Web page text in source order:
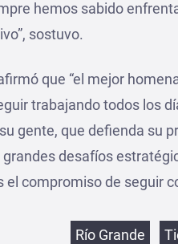
hemos sabido
sostuvo.
que “el mejor
trabajando todos los
gente, que defienda su
desafíos
el compromiso de seguir
Etiquetas
Río Grande